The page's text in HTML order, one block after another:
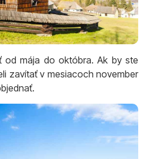
od mája do októbra. Ak by ste
zavítať v mesiacoch november